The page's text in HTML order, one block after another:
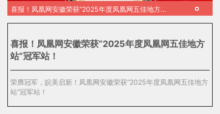
喜报！凤凰网安徽荣获“2025年度凤凰网五佳地方
喜报！凤凰网安徽荣获“2025年度凤凰网五佳地方
站”冠军站！
荣膺冠军，皖美启新！凤凰网安徽荣获“2025年度凤凰网五佳地方
站”冠军站！